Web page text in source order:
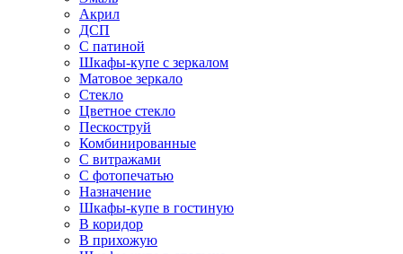
Акрил
ДСП
С патиной
Шкафы-купе с зеркалом
Матовое зеркало
Стекло
Цветное стекло
Пескоструй
Комбинированные
С витражами
С фотопечатью
Назначение
Шкафы-купе в гостиную
В коридор
В прихожую